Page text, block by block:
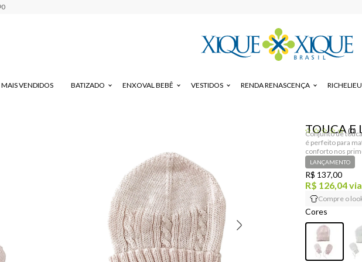
MAIS VENDIDOS BATIZADO ENXOVAL BEBÊ VESTIDOS RENDA RENASCENÇA RICHELIEU
TOUCA E
(0)
Conjunto de
é perfeito para
conforto nos
LANÇAMENTO
R$ 126,04
R$ 137,00
Compre o